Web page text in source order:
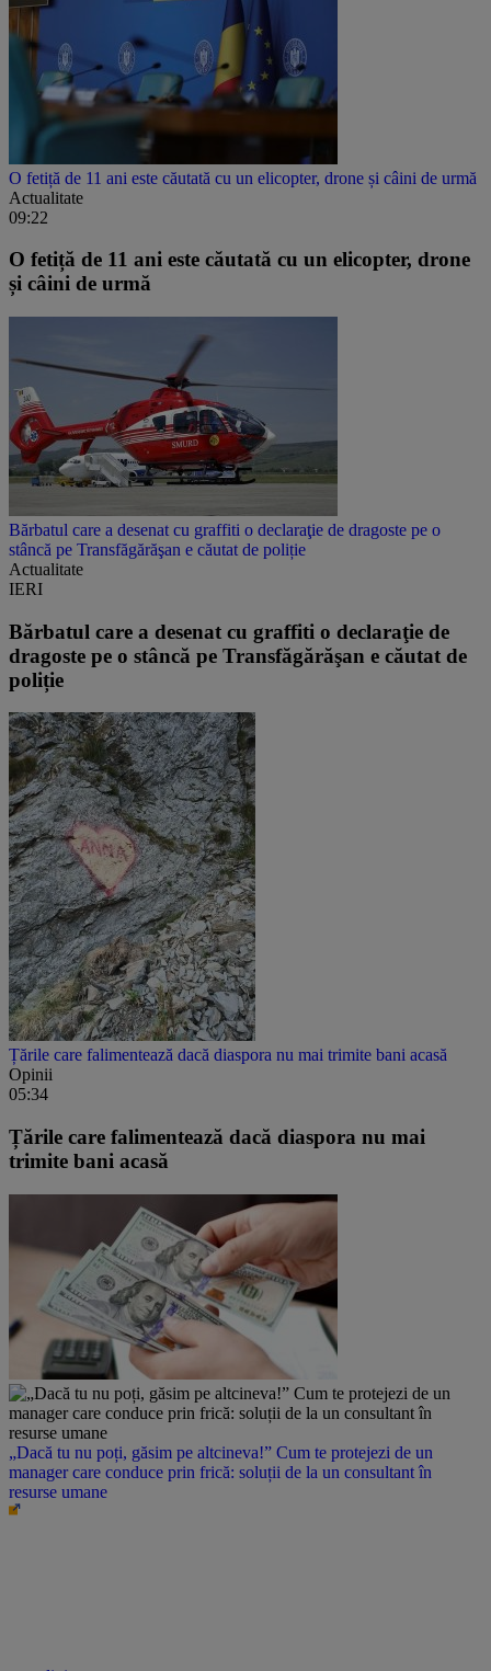
O fetiță de 11 ani este căutată cu un elicopter, drone și câini de urmă
Actualitate
09:22
O fetiță de 11 ani este căutată cu un elicopter, drone
și câini de urmă
Bărbatul care a desenat cu graffiti o declaraţie de dragoste pe o
stâncă pe Transfăgărăşan e căutat de poliție
Actualitate
IERI
Bărbatul care a desenat cu graffiti o declaraţie de
dragoste pe o stâncă pe Transfăgărăşan e căutat de
poliție
Țările care falimentează dacă diaspora nu mai trimite bani acasă
Opinii
05:34
Țările care falimentează dacă diaspora nu mai
trimite bani acasă
„Dacă tu nu poți, găsim pe altcineva!” Cum te protejezi de un
manager care conduce prin frică: soluții de la un consultant în
resurse umane